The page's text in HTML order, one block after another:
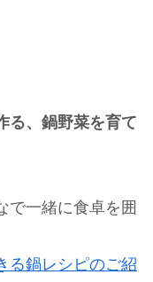
る、鍋野菜を育て
で一緒に食卓を囲
る鍋レシピのご紹